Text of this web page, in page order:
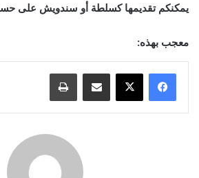
يمكنكم تقديمها كسلطة أو سندويش على
معجب بهذه:
مشاركة عبر البريد طباعة